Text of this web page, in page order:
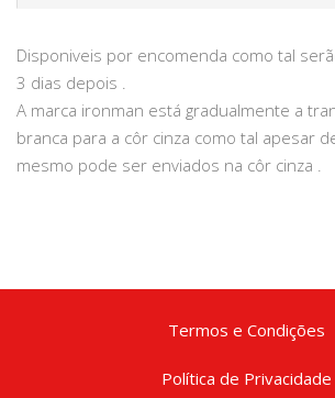
Disponiveis por encomenda como tal
3 dias depois .
A marca ironman está gradualmente a
branca para a côr cinza como tal apesar
mesmo pode ser enviados na côr cinza .
Termos e Condições
Política de Privacidade